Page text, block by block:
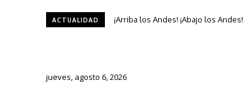
ACTUALIDAD ¡Arriba los Andes! ¡Abajo los Andes!
AREQUIPA CELEBRARÁ SU
jueves, agosto 6, 2026